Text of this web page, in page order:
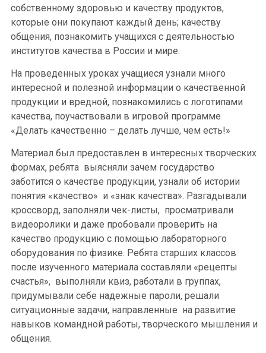
собственному здоровью и качеству продуктов,
которые они покупают каждый день; качеству
общения, познакомить учащихся с деятельностью
институтов качества в России и мире.
На проведенных уроках учащиеся узнали много
интересной и полезной информации о качественной
продукции и вредной, познакомились с логотипами
качества, поучаствовали в игровой программе
«Делать качественно – делать лучше, чем есть!»
Материал был предоставлен в интересных творческих
формах, ребята выясняли зачем государство
заботится о качестве продукции, узнали об истории
понятия «качество» и «знак качества». Разгадывали
кроссворд, заполняли чек-листы, просматривали
видеоролики и даже пробовали проверить на
качество продукцию с помощью лабораторного
оборудования по физике. Ребята старших классов
после изученного материала составляли «рецепты
счастья», выполняли квиз, работали в группах,
придумывали себе надежные пароли, решали
ситуационные задачи, направленные на развитие
навыков командной работы, творческого мышления и
общения.